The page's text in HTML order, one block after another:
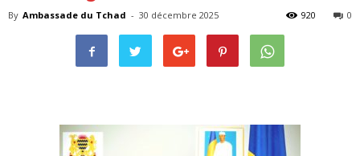
Belgique
By Ambassade du Tchad - 30 décembre 2025 0
920